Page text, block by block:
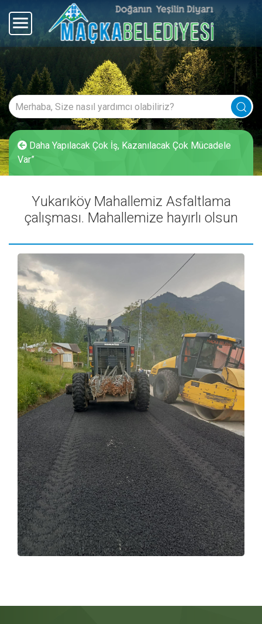
Daha Yapılacak Çok İş, Kazanılacak Çok Mücadele
Var”
Yukarıköy Mahallemiz Asfaltlama
çalışması. Mahallemize hayırlı olsun